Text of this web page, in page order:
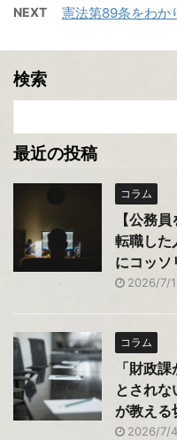
NEXT 憲法第89条をわか
検索
最近の投稿
コラム
【公務
転職した
にコッソ
2026/7/
コラム
「財政
とされな
が教える
2026/7/4